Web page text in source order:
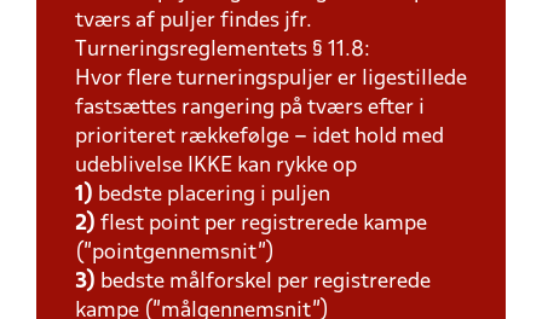
tværs af puljer findes jfr.
Turneringsreglementets § 11.8:
Hvor flere turneringspuljer er ligestillede
fastsættes rangering på tværs efter i
prioriteret rækkefølge – idet hold med
udeblivelse IKKE kan rykke op
1) bedste placering i puljen
2) flest point per registrerede kampe
(”pointgennemsnit”)
3) bedste målforskel per registrerede
kampe (”målgennemsnit”)